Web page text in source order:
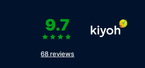
9.7
68 reviews